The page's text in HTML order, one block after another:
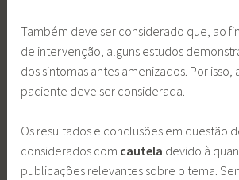
Também deve ser considerado que, ao
de intervenção, alguns estudos
dos sintomas antes amenizados. Por isso,
paciente deve ser considerada.
Os resultados e conclusões em questão
considerados com cautela devido à
publicações relevantes sobre o tema.